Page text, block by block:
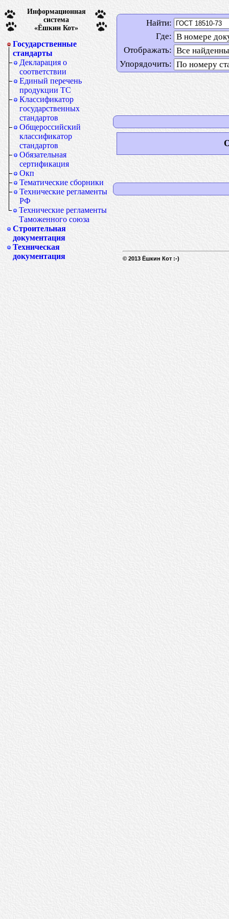
Информационная
система
«Ёшкин Кот»
Государственные
стандарты
Декларация о
соответствии
Единый перечень
продукции ТС
Классификатор
государственных
стандартов
Общероссийский
классификатор
стандартов
Обязательная
сертификация
Окп
Тематические сборники
Технические регламенты
РФ
Технические регламенты
Таможенного союза
Строительная
документация
Техническая
документация
Найти:
Где:
Отображать:
Упорядочить:
© 2013 Ёшкин Кот :-)